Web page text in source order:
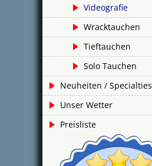
Videografie
Wracktauchen
Tieftauchen
Solo Tauchen
Neuheiten / Specialties
Unser Wetter
Preisliste